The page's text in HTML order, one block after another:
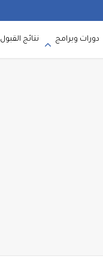
دورات وبرامج نتائج القبول